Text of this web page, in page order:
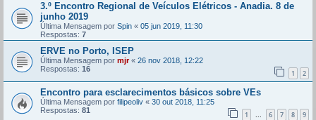
3.º Encontro Regional de Veículos Elétricos - Anadia. 8 de
junho 2019
Última Mensagem por Spin « 05 jun 2019, 11:30
Respostas: 7
ERVE no Porto, ISEP
Última Mensagem por mjr« 26 nov 2018, 12:22
Respostas: 16 1 2
Encontro para esclarecimentos básicos sobre VEs
Última Mensagem por filipeoliv « 30 out 2018, 11:25
Respostas: 81 1 ... 6 7 8 9